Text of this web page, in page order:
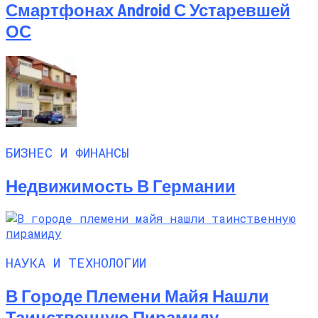
Смартфонах Android С Устаревшей
ОС
БИЗНЕС И ФИНАНСЫ
Недвижимость В Германии
НАУКА И ТЕХНОЛОГИИ
В Городе Племени Майя Нашли